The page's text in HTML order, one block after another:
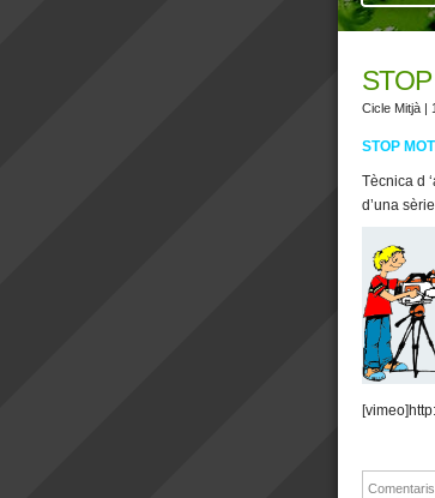
Cicle Mitjà |
STOP
Tècnica d
d’una
Comentaris